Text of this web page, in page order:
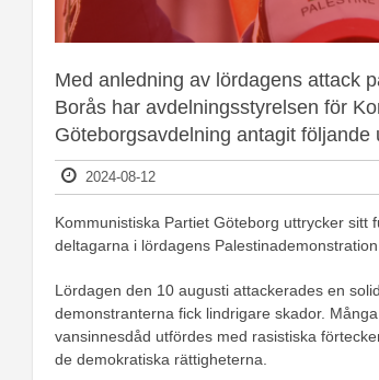
Med anledning av lördagens attack
Borås har avdelningsstyrelsen för
Göteborgsavdelning antagit följande
2024-08-12
Kommunistiska Partiet Göteborg uttrycker sitt
deltagarna i lördagens
Lördagen den 10 augusti attackerades en
demonstranterna fick lindrigare skador.
vansinnesdåd utfördes med rasistiska
de demokratiska rättigheterna.